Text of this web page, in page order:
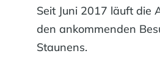
Seit Juni 2017 läuft die
den ankommenden
Staunens.